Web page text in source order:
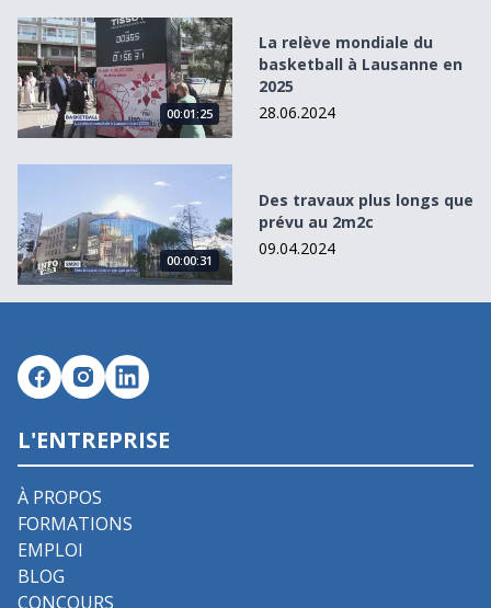
La relève mondiale du basketball à Lausanne en 2025
00:01:25
La relève mondiale du
basketball à Lausanne en
2025
28.06.2024
Des travaux plus longs que prévu au 2m2c
00:00:31
Des travaux plus longs que
prévu au 2m2c
09.04.2024
L'ENTREPRISE
À PROPOS
FORMATIONS
EMPLOI
BLOG
CONCOURS